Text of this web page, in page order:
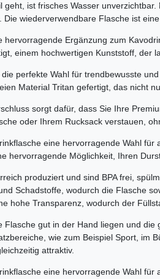
ist frisches Wasser
wiederverwendbare Flasche ist
hervorragende Ergänzung zum
einem hochwertigen Kunststoff, der
perfekte Wahl für trendbewusste
Material Tritan gefertigt, das nicht
sorgt dafür, dass Sie Ihre
oder Ihrem Rucksack verstauen,
eine hervorragende Wahl
hervorragende Möglichkeit, Ihren
produziert und sind BPA frei,
Schadstoffe, wodurch die Flasche
hohe Transparenz, wodurch der
gut in der Hand liegen und
wie zum Beispiel Sport,
attraktiv.
eine hervorragende Wahl